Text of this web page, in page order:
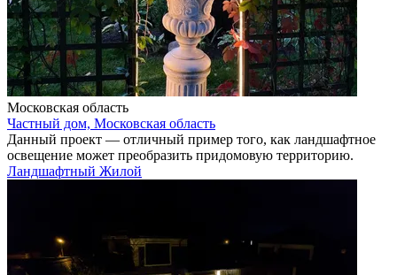
Московская область
Частный дом, Московская область
Данный проект — отличный пример того, как ландшафтное
освещение может преобразить придомовую территорию.
Ландшафтный Жилой